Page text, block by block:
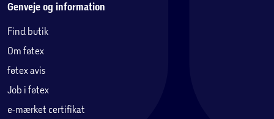
Genveje og information
Find butik
Om føtex
føtex avis
Job i føtex
e-mærket certifikat